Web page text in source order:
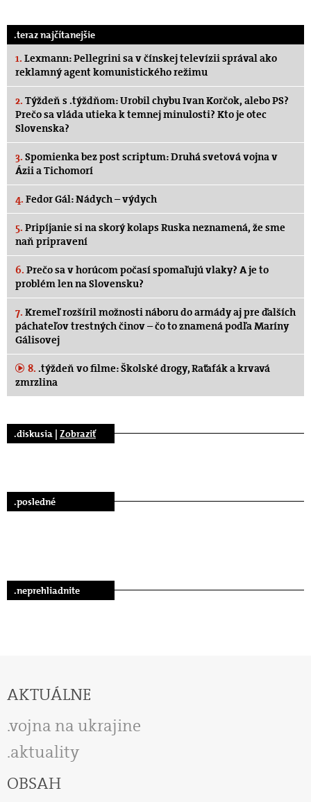
.teraz najčítanejšie
1. Lexmann: Pellegrini sa v čínskej televízii správal ako
reklamný agent komunistického režimu
2. Týždeň s .týždňom: Urobil chybu Ivan Korčok, alebo PS?
Prečo sa vláda utieka k temnej minulosti? Kto je otec
Slovenska?
3. Spomienka bez post scriptum: Druhá svetová vojna v
Ázii a Tichomorí
4. Fedor Gál: Nádych – výdych
5. Pripíjanie si na skorý kolaps Ruska neznamená, že sme
naň pripravení
6. Prečo sa v horúcom počasí spomaľujú vlaky? A je to
problém len na Slovensku?
7. Kremeľ rozšíril možnosti náboru do armády aj pre ďalších
páchateľov trestných činov – čo to znamená podľa Maríny
Gálisovej
8. .týždeň vo filme: Školské drogy, Raťafák a krvavá
zmrzlina
.diskusia | Zobraziť
.posledné
.neprehliadnite
AKTUÁLNE
vojna na ukrajine
aktuality
OBSAH